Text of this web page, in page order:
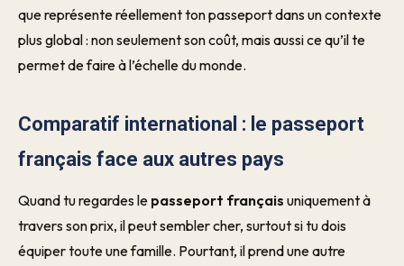
que représente réellement ton passeport dans un contexte
plus global : non seulement son coût, mais aussi ce qu’il te
permet de faire à l’échelle du monde.
Comparatif international : le passeport
français face aux autres pays
Quand tu regardes le passeport français uniquement à
travers son prix, il peut sembler cher, surtout si tu dois
équiper toute une famille. Pourtant, il prend une autre